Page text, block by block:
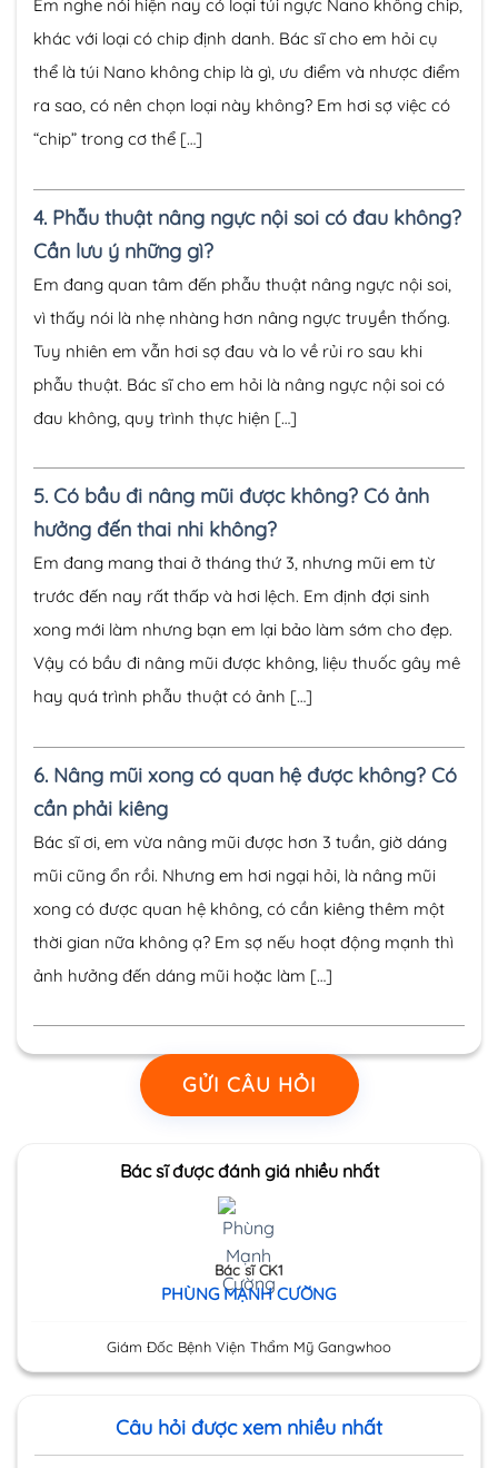
Em nghe nói hiện nay có loại túi ngực Nano không chip,
khác với loại có chip định danh. Bác sĩ cho em hỏi cụ
thể là túi Nano không chip là gì, ưu điểm và nhược điểm
ra sao, có nên chọn loại này không? Em hơi sợ việc có
“chip” trong cơ thể […]
4. Phẫu thuật nâng ngực nội soi có đau không?
Cần lưu ý những gì?
Em đang quan tâm đến phẫu thuật nâng ngực nội soi,
vì thấy nói là nhẹ nhàng hơn nâng ngực truyền thống.
Tuy nhiên em vẫn hơi sợ đau và lo về rủi ro sau khi
phẫu thuật. Bác sĩ cho em hỏi là nâng ngực nội soi có
đau không, quy trình thực hiện […]
5. Có bầu đi nâng mũi được không? Có ảnh
hưởng đến thai nhi không?
Em đang mang thai ở tháng thứ 3, nhưng mũi em từ
trước đến nay rất thấp và hơi lệch. Em định đợi sinh
xong mới làm nhưng bạn em lại bảo làm sớm cho đẹp.
Vậy có bầu đi nâng mũi được không, liệu thuốc gây mê
hay quá trình phẫu thuật có ảnh […]
6. Nâng mũi xong có quan hệ được không? Có
cần phải kiêng
Bác sĩ ơi, em vừa nâng mũi được hơn 3 tuần, giờ dáng
mũi cũng ổn rồi. Nhưng em hơi ngại hỏi, là nâng mũi
xong có được quan hệ không, có cần kiêng thêm một
thời gian nữa không ạ? Em sợ nếu hoạt động mạnh thì
ảnh hưởng đến dáng mũi hoặc làm […]
GỬI CÂU HỎI
Bác sĩ được đánh giá nhiều nhất
Bác sĩ CK1
PHÙNG MẠNH CƯỜNG
Giám Đốc Bệnh Viện Thẩm Mỹ Gangwhoo
Câu hỏi được xem nhiều nhất